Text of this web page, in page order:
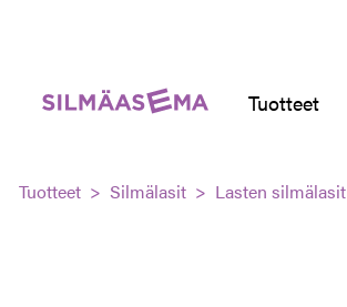
Tuotteet
Tuotteet Silmälasit Lasten silmälasit